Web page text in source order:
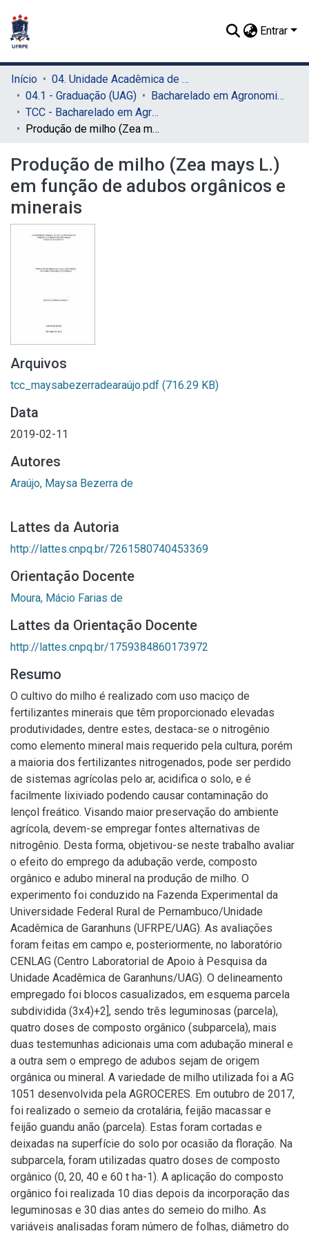
Entrar
Início
04. Unidade Acadêmica de Garanhuns (UAG)
04.1 - Graduação (UAG)
Bacharelado em Agronomia (UAG)
TCC - Bacharelado em Agronomia (UAG)
Produção de milho (Zea mays L.) em função de adubos orgânicos e minerais
Produção de milho (Zea mays L.)
em função de adubos orgânicos e
minerais
Arquivos
tcc_maysabezerradearaújo.pdf (716.29 KB)
Data
2019-02-11
Autores
Araújo, Maysa Bezerra de
Lattes da Autoria
http://lattes.cnpq.br/7261580740453369
Orientação Docente
Moura, Mácio Farias de
Lattes da Orientação Docente
http://lattes.cnpq.br/1759384860173972
Resumo
O cultivo do milho é realizado com uso maciço de
fertilizantes minerais que têm proporcionado elevadas
produtividades, dentre estes, destaca-se o nitrogênio
como elemento mineral mais requerido pela cultura, porém
a maioria dos fertilizantes nitrogenados, pode ser perdido
de sistemas agrícolas pelo ar, acidifica o solo, e é
facilmente lixiviado podendo causar contaminação do
lençol freático. Visando maior preservação do ambiente
agrícola, devem-se empregar fontes alternativas de
nitrogênio. Desta forma, objetivou-se neste trabalho avaliar
o efeito do emprego da adubação verde, composto
orgânico e adubo mineral na produção de milho. O
experimento foi conduzido na Fazenda Experimental da
Universidade Federal Rural de Pernambuco/Unidade
Acadêmica de Garanhuns (UFRPE/UAG). As avaliações
foram feitas em campo e, posteriormente, no laboratório
CENLAG (Centro Laboratorial de Apoio à Pesquisa da
Unidade Acadêmica de Garanhuns/UAG). O delineamento
empregado foi blocos casualizados, em esquema parcela
subdividida (3x4)+2], sendo três leguminosas (parcela),
quatro doses de composto orgânico (subparcela), mais
duas testemunhas adicionais uma com adubação mineral e
a outra sem o emprego de adubos sejam de origem
orgânica ou mineral. A variedade de milho utilizada foi a AG
1051 desenvolvida pela AGROCERES. Em outubro de 2017,
foi realizado o semeio da crotalária, feijão macassar e
feijão guandu anão (parcela). Estas foram cortadas e
deixadas na superfície do solo por ocasião da floração. Na
subparcela, foram utilizadas quatro doses de composto
orgânico (0, 20, 40 e 60 t ha-1). A aplicação do composto
orgânico foi realizada 10 dias depois da incorporação das
leguminosas e 30 dias antes do semeio do milho. As
variáveis analisadas foram número de folhas, diâmetro do